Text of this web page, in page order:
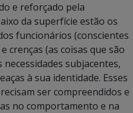
e reforçado pela
da superfície estão os
funcionários (conscientes
crenças (as coisas que são
subjacentes,
à sua identidade. Esses
ser compreendidos e
no comportamento e na